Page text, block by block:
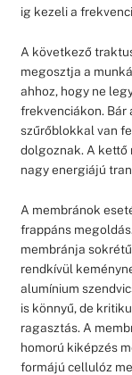
ig kezeli a
A következő
megosztja a
ahhoz, hogy ne
frekvenciákon.
szűrőblokkal van
dolgoznak. A kettő
nagy energiájú
A membránok
frappáns
membránja
rendkívül
alumínium
is könnyű, de
ragasztás. A
homorú kiképzés
formájú cellulóz